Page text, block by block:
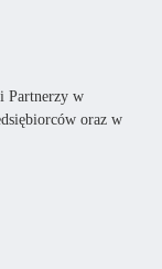
Partnerzy w
oraz w